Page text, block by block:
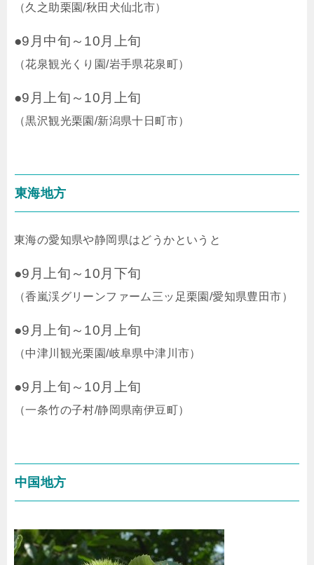
（久之助栗園/秋田犬仙北市）
●9月中旬～10月上旬
（花泉観光くり園/岩手県花泉町）
●9月上旬～10月上旬
（黒沢観光栗園/新潟県十日町市）
東海地方
東海の愛知県や静岡県はどうかというと
●9月上旬～10月下旬
（香嵐渓グリーンファーム三ッ足栗園/愛知県豊田市）
●9月上旬～10月上旬
（中津川観光栗園/岐阜県中津川市）
●9月上旬～10月上旬
（一条竹の子村/静岡県南伊豆町）
中国地方